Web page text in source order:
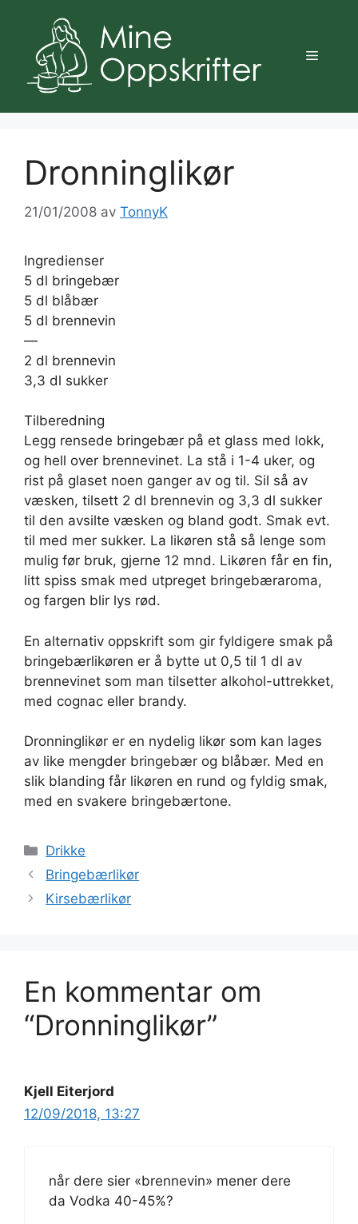
innhold
Meny
Dronninglikør
21/01/2008 av TonnyK
Ingredienser
5 dl bringebær
5 dl blåbær
5 dl brennevin
—
2 dl brennevin
3,3 dl sukker
Tilberedning
Legg rensede bringebær på et glass med lokk,
og hell over brennevinet. La stå i 1-4 uker, og
rist på glaset noen ganger av og til. Sil så av
væsken, tilsett 2 dl brennevin og 3,3 dl sukker
til den avsilte væsken og bland godt. Smak evt.
til med mer sukker. La likøren stå så lenge som
mulig før bruk, gjerne 12 mnd. Likøren får en fin,
litt spiss smak med utpreget bringebæraroma,
og fargen blir lys rød.
En alternativ oppskrift som gir fyldigere smak på
bringebærlikøren er å bytte ut 0,5 til 1 dl av
brennevinet som man tilsetter alkohol-uttrekket,
med cognac eller brandy.
Dronninglikør er en nydelig likør som kan lages
av like mengder bringebær og blåbær. Med en
slik blanding får likøren en rund og fyldig smak,
med en svakere bringebærtone.
Kategorier
Drikke
Bringebærlikør
Kirsebærlikør
En kommentar om
“Dronninglikør”
Kjell Eiterjord
12/09/2018, 13:27
når dere sier «brennevin» mener dere
da Vodka 40-45%?